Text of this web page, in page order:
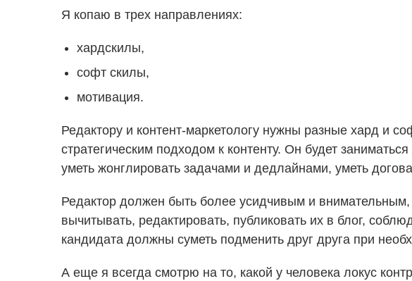
Я копаю в трех направлениях:
хардскилы,
софт скилы,
мотивация.
Редактору и контент-маркетологу нужны разные хард и
стратегическим подходом к контенту. Он будет
уметь жонглировать задачами и дедлайнами, уметь
Редактор должен быть более усидчивым и внимательным,
вычитывать, редактировать, публиковать их в блог,
кандидата должны суметь подменить друг друга при
А еще я всегда смотрю на то, какой у человека локус